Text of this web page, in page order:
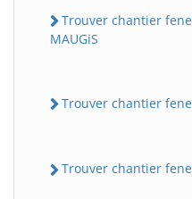
Trouver chantier
MAUGiS
Trouver chantier
Trouver chantier